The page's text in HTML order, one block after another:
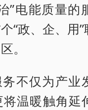
”电能质量的
“政、企、用
。
不仅为产业
温暖触角延